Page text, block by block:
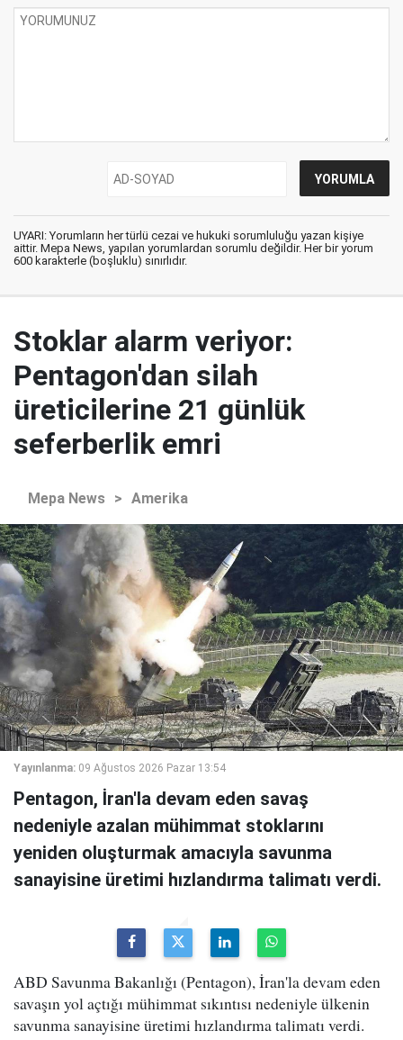
UYARI: Yorumların her türlü cezai ve hukuki sorumluluğu yazan kişiye
aittir. Mepa News, yapılan yorumlardan sorumlu değildir. Her bir yorum
600 karakterle (boşluklu) sınırlıdır.
Stoklar alarm veriyor:
Pentagon'dan silah
üreticilerine 21 günlük
seferberlik emri
Mepa News > Amerika
Yayınlanma: 09 Ağustos 2026 Pazar 13:54
Pentagon, İran'la devam eden savaş
nedeniyle azalan mühimmat stoklarını
yeniden oluşturmak amacıyla savunma
sanayisine üretimi hızlandırma talimatı verdi.
ABD Savunma Bakanlığı (Pentagon), İran'la devam eden
savaşın yol açtığı mühimmat sıkıntısı nedeniyle ülkenin
savunma sanayisine üretimi hızlandırma talimatı verdi.